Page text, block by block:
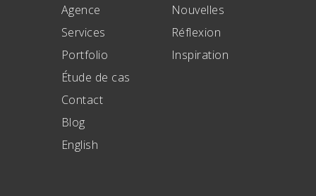
Agence
Services
Portfolio
Étude de cas
Contact
Blog
English
Nouvelles
Réflexion
Inspiration